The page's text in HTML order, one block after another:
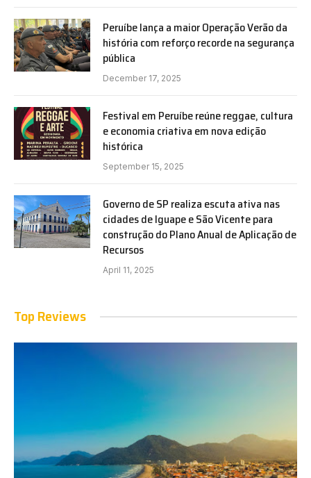
Peruíbe lança a maior Operação Verão da
história com reforço recorde na segurança
pública
December 17, 2025
Festival em Peruíbe reúne reggae, cultura
e economia criativa em nova edição
histórica
September 15, 2025
Governo de SP realiza escuta ativa nas
cidades de Iguape e São Vicente para
construção do Plano Anual de Aplicação de
Recursos
April 11, 2025
Top Reviews